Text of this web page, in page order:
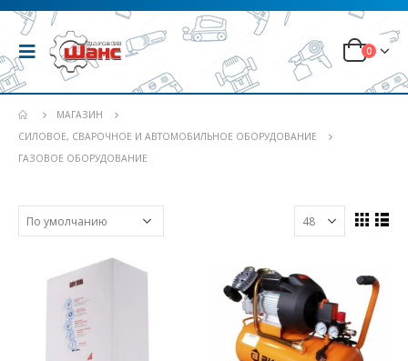
0
МАГАЗИН
СИЛОВОЕ, СВАРОЧНОЕ И АВТОМОБИЛЬНОЕ ОБОРУДОВАНИЕ
ГАЗОВОЕ ОБОРУДОВАНИЕ